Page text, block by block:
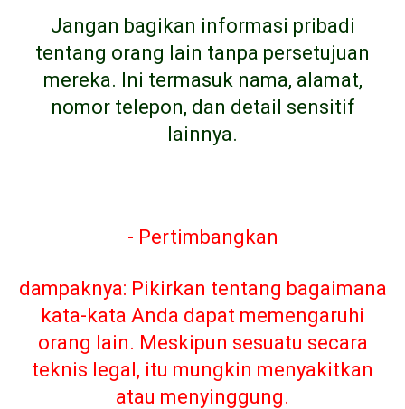
Jangan bagikan informasi pribadi
tentang orang lain tanpa persetujuan
mereka. Ini termasuk nama, alamat,
nomor telepon, dan detail sensitif
lainnya.
- Pertimbangkan
dampaknya: Pikirkan tentang bagaimana
kata-kata Anda dapat memengaruhi
orang lain. Meskipun sesuatu secara
teknis legal, itu mungkin menyakitkan
atau menyinggung.